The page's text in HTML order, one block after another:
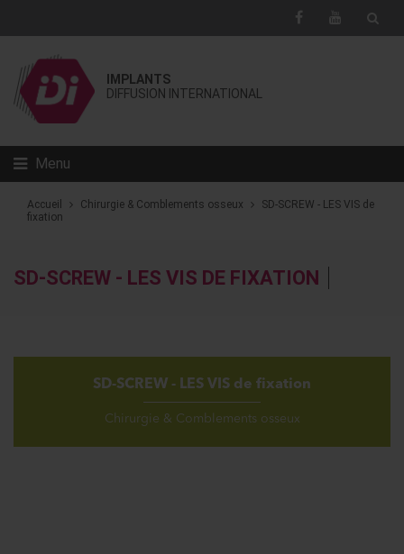
IMPLANTS
DIFFUSION INTERNATIONAL
Menu
Accueil Chirurgie & Comblements osseux
SD-SCREW - LES VIS de
fixation
SD-SCREW - LES VIS DE FIXATION
SD-SCREW - LES VIS de fixation
Chirurgie & Comblements osseux